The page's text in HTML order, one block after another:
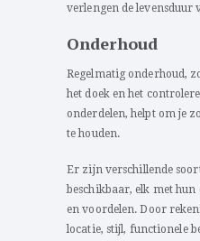
verlengen de levensduur
Onderhoud
Regelmatig onderhoud,
het doek en het
onderdelen, helpt om je
te houden.
Er zijn verschillende
beschikbaar, elk met
en voordelen. Door
locatie, stijl, functionele